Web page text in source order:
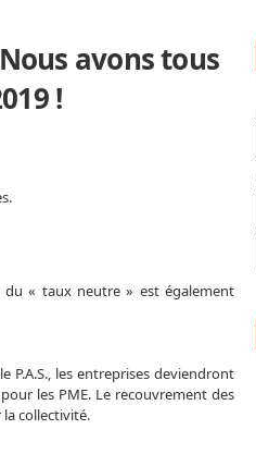
avons tous
!
du « taux neutre » est également
P.A.S., les entreprises deviendront
les PME. Le recouvrement des
collectivité.